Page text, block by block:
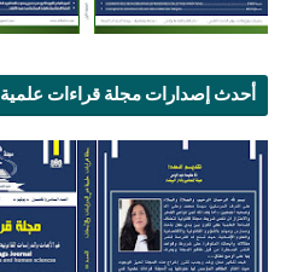
أحدث إصدارات مجلة قراءات علمية